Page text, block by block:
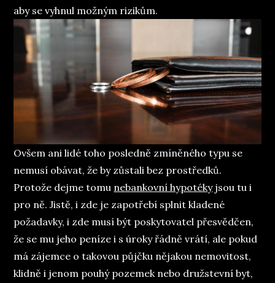
aby se vyhnul možným rizikům.
Ovšem ani lidé toho posledně zmíněného typu se
nemusí obávat, že by zůstali bez prostředků.
Protože dejme tomu nebankovní hypotékyjsou tu i
pro ně. Jistě, i zde je zapotřebí splnit kladené
požadavky, i zde musí být poskytovatel přesvědčen,
že se mu jeho peníze i s úroky řádně vrátí, ale pokud
má zájemce o takovou půjčku nějakou nemovitost,
klidně i jenom pouhý pozemek nebo družstevní byt,